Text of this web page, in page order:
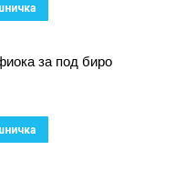
on
product
за под биро